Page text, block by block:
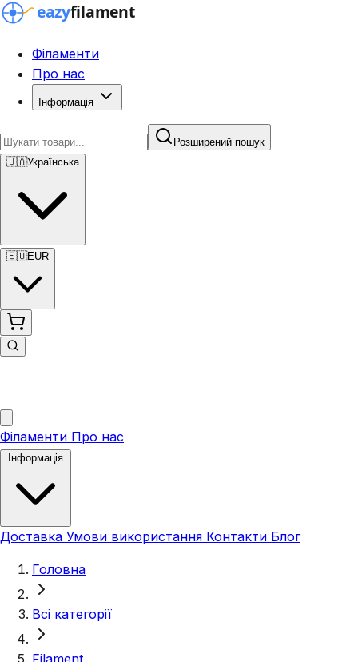
Філаменти
Про нас
Інформація
Розширений пошук
🇺🇦Українська
🇪🇺EUR
Філаменти Про нас
Доставка Умови використання Контакти Блог
Головна
Всі категорії
Filament